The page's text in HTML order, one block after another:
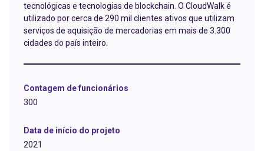
tecnológicas e tecnologias de blockchain. O CloudWalk é
utilizado por cerca de 290 mil clientes ativos que utilizam
serviços de aquisição de mercadorias em mais de 3.300
cidades do país inteiro.
Contagem de funcionários
300
Data de início do projeto
2021